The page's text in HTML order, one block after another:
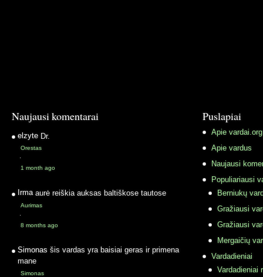
Naujausi komentarai
elzyte Dr.
Orestas
·
1 month ago
Irma aurė reiškia auksas baltiškose tautose
Aurimas
·
8 months ago
Simonas šis vardas yra baisiai geras ir primena
mane
Simonas
Puslapiai
Apie vardai.org
Apie vardus
Naujausi
Populiariausi
Berniukų
Gražiausi
Gražiausi
Mergaičių
Vardadieniai
Vardadieniai